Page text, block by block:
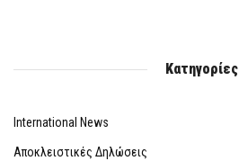
Κατηγορίες
International News
Αποκλειστικές Δηλώσεις